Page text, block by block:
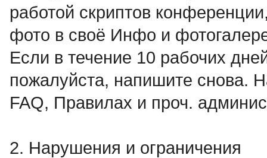
работой скриптов
фото в своё Инфо и
Если в течение 10 рабочих
пожалуйста, напишите снова.
FAQ, Правилах и проч.
2. Нарушения и ограничения